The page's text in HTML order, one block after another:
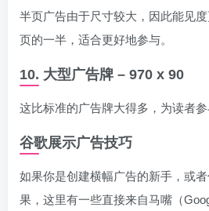
半页广告由于尺寸较大，因此能见
页的一半，适合更好地参与。
10. 大型广告牌 – 970 x 90
这比标准的广告牌大得多，为读者参
谷歌展示广告技巧
如果你是创建横幅广告的新手，或
果，这里有一些直接来自马嘴（